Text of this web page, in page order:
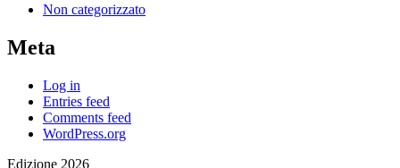
Non categorizzato
Meta
Log in
Entries feed
Comments feed
WordPress.org
Edizione 2026